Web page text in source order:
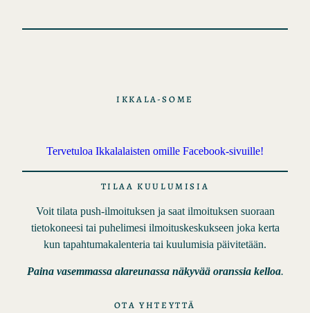
IKKALA-SOME
Tervetuloa Ikkalalaisten omille Facebook-sivuille!
TILAA KUULUMISIA
Voit tilata push-ilmoituksen ja saat ilmoituksen suoraan
tietokoneesi tai puhelimesi ilmoituskeskukseen joka kerta
kun tapahtumakalenteria tai kuulumisia päivitetään.
Paina vasemmassa alareunassa näkyvää oranssia kelloa.
OTA YHTEYTTÄ